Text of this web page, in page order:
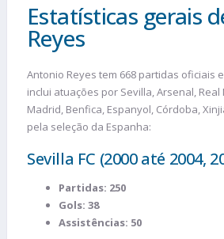
Estatísticas gerais
Reyes
Antonio Reyes tem 668 partidas oficiais
inclui atuações por Sevilla, Arsenal, Real
Madrid, Benfica, Espanyol, Córdoba,
pela seleção da Espanha:
Sevilla FC (2000 até 2004,
Partidas: 250
Gols: 38
Assistências: 50